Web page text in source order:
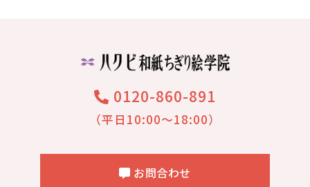
0120-860-891
（平日10:00～18:00）
お問合わせ